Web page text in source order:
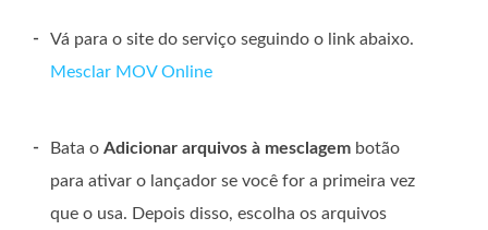
-
Vá para o site do serviço seguindo o link abaixo.
Mesclar MOV Online
- Bata o Adicionar arquivos à mesclagem botão
para ativar o lançador se você for a primeira vez
que o usa. Depois disso, escolha os arquivos